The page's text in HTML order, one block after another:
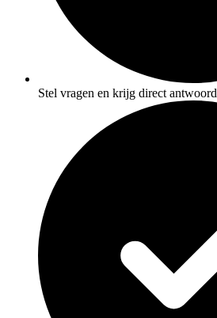
Stel vragen en krijg direct antwoord